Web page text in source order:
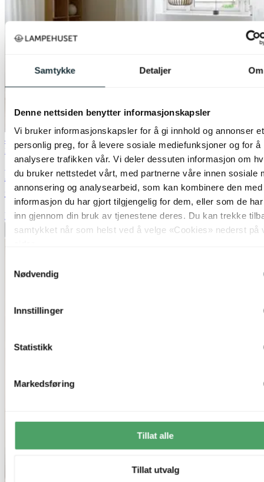
Samtykke Detaljer Om
Denne nettsiden benytter informasjonskapsler
Vi bruker informasjonskapsler for å gi innhold og annonser et
personlig preg, for å levere sosiale mediefunksjoner og for å
analysere trafikken vår. Vi deler dessuten informasjon om
du bruker nettstedet vårt, med partnerne våre innen sosiale
annonsering og analysearbeid, som kan kombinere den med
informasjon du har gjort tilgjengelig for dem, eller som de
inn gjennom din bruk av tjenestene deres. Du kan trekke
samtykket når som helst ved å velge «Cookies» nederst på
Nødvendig
Innstillinger
Statistikk
Markedsføring
Tillat alle
Tillat utvalg
40% ved kjøp av 2 eller flere
Nova Life
Maritza taklampe rondell 3lys 44cm
champagne
kr 4 999,-
Legg til ønskeliste